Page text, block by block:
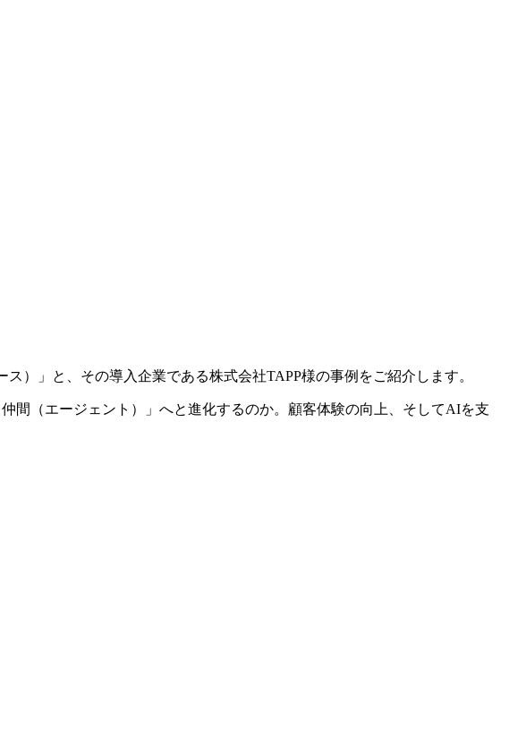
）」と、その導入企業である株式会社TAPP様の事例をご紹介します。
間（エージェント）」へと進化するのか。顧客体験の向上、そしてAIを支